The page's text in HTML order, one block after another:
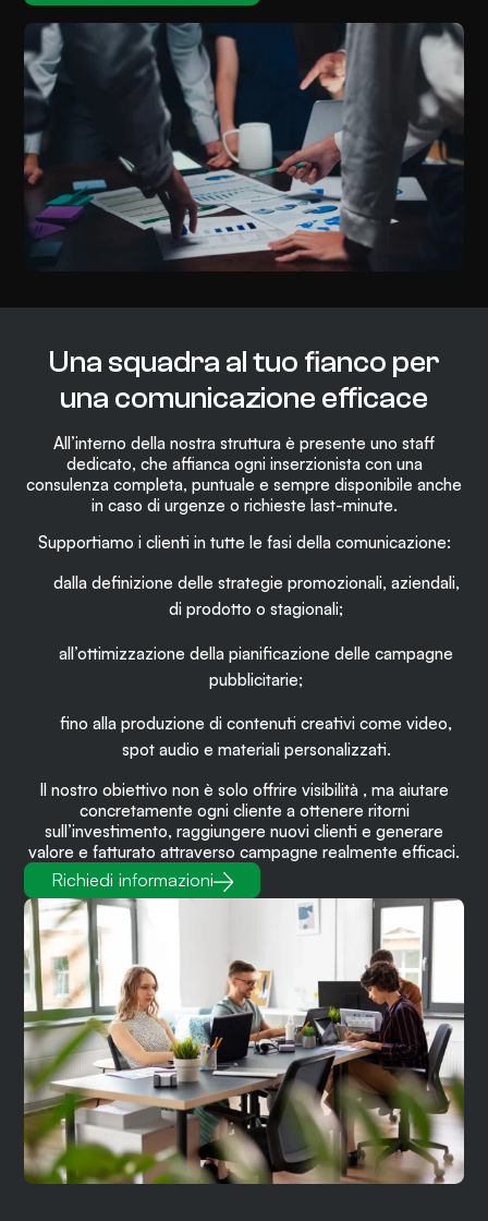
Una squadra al tuo fianco per
una comunicazione efficace
All’interno della nostra struttura è presente uno staff
dedicato, che affianca ogni inserzionista con una
consulenza completa, puntuale e sempre disponibile anche
in caso di urgenze o richieste last-minute.
Supportiamo i clienti in tutte le fasi della comunicazione:
dalla definizione delle strategie promozionali, aziendali,
di prodotto o stagionali;
all’ottimizzazione della pianificazione delle campagne
pubblicitarie;
fino alla produzione di contenuti creativi come video,
spot audio e materiali personalizzati.
Il nostro obiettivo non è solo offrire visibilità , ma aiutare
concretamente ogni cliente a ottenere ritorni
sull’investimento, raggiungere nuovi clienti e generare
valore e fatturato attraverso campagne realmente efficaci.
Richiedi informazioni